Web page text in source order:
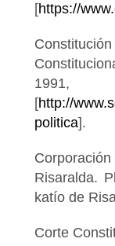
[https://
[http://
politica].
Risaralda.
katío de
Corte